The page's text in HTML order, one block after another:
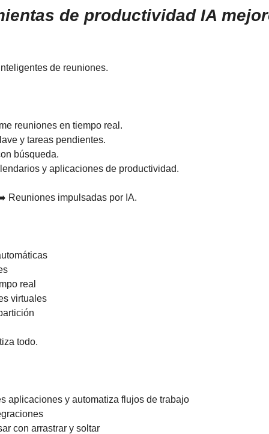
de productividad IA
de reuniones.
reuniones en tiempo real.
y tareas pendientes.
búsqueda.
y aplicaciones de productividad.
Reuniones impulsadas por IA.
real
virtuales
todo.
aplicaciones y automatiza flujos de trabajo
con arrastrar y soltar